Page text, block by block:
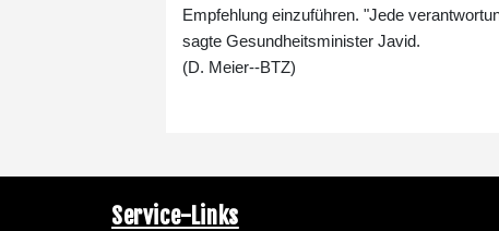
Empfehlung einzuführen. "Jede
sagte Gesundheitsminister Javid.
(D. Meier--BTZ)
Service-Links